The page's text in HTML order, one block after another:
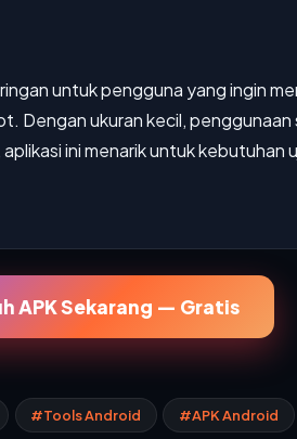
untuk pengguna yang ingin
Dengan ukuran kecil, penggunaan
ini menarik untuk kebutuhan
APK Sekarang — Gratis
#Tools Android #APK Android